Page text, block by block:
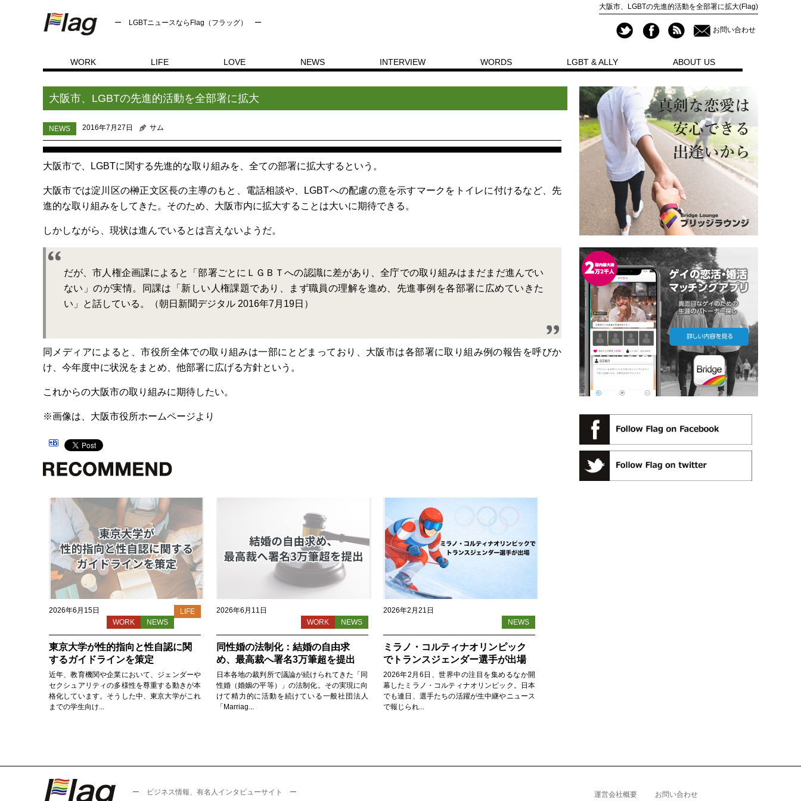
大阪市、LGBTの先進的活動を全部署に拡大(Flag)
ー LGBTニュースならFlag（フラッグ） ー
お問い合わせ
WORK LIFE LOVE NEWS INTERVIEW WORDS LGBT & ALLY ABOUT US
トップページ NEWS 大阪市、LGBTの先進的活動を全部署に拡大
大阪市、LGBTの先進的活動を全部署に拡大
NEWS 2016年7月27日 サム
大阪市で、LGBTに関する先進的な取り組みを、全ての部署に拡大するという。
大阪市では淀川区の榊正文区長の主導のもと、電話相談や、LGBTへの配慮の意を示すマークをトイレに付けるなど、先
進的な取り組みをしてきた。そのため、大阪市内に拡大することは大いに期待できる。
しかしながら、現状は進んでいるとは言えないようだ。
だが、市人権企画課によると「部署ごとにＬＧＢＴへの認識に差があり、全庁での取り組みはまだまだ進んでい
ない」のが実情。同課は「新しい人権課題であり、まず職員の理解を進め、先進事例を各部署に広めていきた
い」と話している。（朝日新聞デジタル 2016年7月19日）
同メディアによると、市役所全体での取り組みは一部にとどまっており、大阪市は各部署に取り組み例の報告を呼びか
け、今年度中に状況をまとめ、他部署に広げる方針という。
これからの大阪市の取り組みに期待したい。
※画像は、大阪市役所ホームページより
2026年6月15日
LIFE
NEWS
WORK
東京大学が性的指向と性自認に関
するガイドラインを策定
近年、教育機関や企業において、ジェンダーや
セクシュアリティの多様性を尊重する動きが本
格化しています。そうした中、東京大学がこれ
までの学生向け...
2026年6月11日
NEWS
WORK
同性婚の法制化：結婚の自由求
め、最高裁へ署名3万筆超を提出
日本各地の裁判所で議論が続けられてきた「同
性婚（婚姻の平等）」の法制化。その実現に向
けて精力的に活動を続けている一般社団法人
「Marriag...
2026年2月21日
NEWS
ミラノ・コルティナオリンピック
でトランスジェンダー選手が出場
2026年2月6日、世界中の注目を集めるなか開
幕したミラノ・コルティナオリンピック。日本
でも連日、選手たちの活躍が生中継やニュース
で報じられ...
ー ビジネス情報、有名人インタビューサイト ー 運営会社概要 お問い合わせ